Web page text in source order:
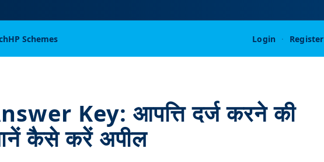
HP Schemes Login · Register
Key: आपत्ति दर्ज करने की
कैसे करें अपील